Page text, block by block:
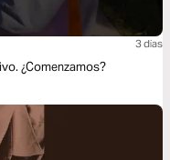
3 dias
Nunca pensé que llegaría a decir: Soy Positivo. ¿Comenzamos?